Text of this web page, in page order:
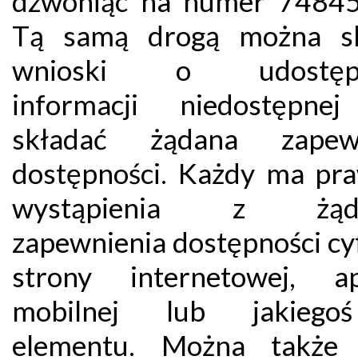
Tą samą drogą można
wnioski o
informacji
składać żądana
dostępności. Każdy ma
wystąpienia z
zapewnienia dostępności
strony internetowej,
mobilnej lub
elementu. Można także